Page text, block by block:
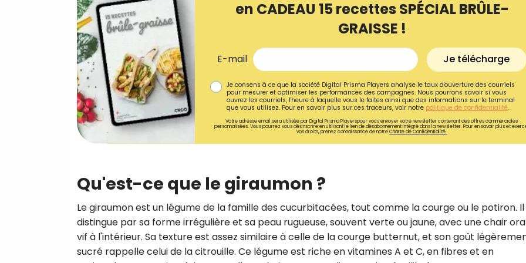
en CADEAU 15 recettes SPÉCIAL BRÛLE-
GRAISSE !
E-mail Je télécharge
Je consens à ce que la société Digital Prisma Players analyse le taux d'ouverture des courriels
pour mesurer et optimiser les performances des campagnes. Nous pourrons savoir si vous
ouvrez les courriels, l'heure à laquelle vous le faites ainsi que des informations sur le terminal
que vous utilisez. Pour en savoir plus sur ces traceurs, voir notre politique de confidentialité.
Votre adresse email sera utilisée par Digital Prisma Playerspour vous envoyer votre newsletter contenant des offres commerciales
personnalisées. Vous pourrez vous désinscrire en utilisant le lien de désabonnement intégré dans la newsletter. Pour en savoir plus et
vos droits, prenez connaissance de notreCharte de Confidentialité.
Qu'est-ce que le giraumon ?
Le giraumon est un légume de la famille des cucurbitacées, tout comme la courge ou le potiron. Il
distingue par sa forme irrégulière et sa peau rugueuse, souvent verte ou jaune, avec une chair
vif à l'intérieur. Sa texture est assez similaire à celle de la courge butternut, et son goût
sucré rappelle celui de la citrouille. Ce légume est riche en vitamines A et C, en fibres et en
recettes inédites de
!
Ainsi que la newsletter